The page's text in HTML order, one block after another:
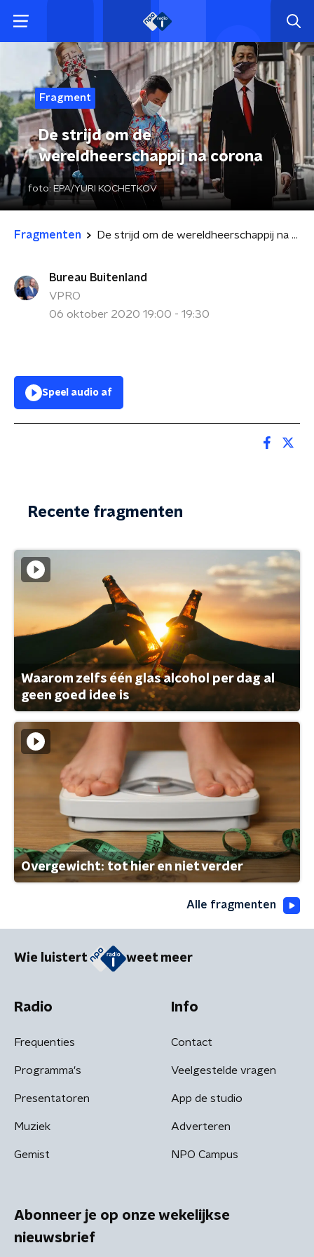
Fragment
De strijd om de
wereldheerschappij na corona
foto: EPA/YURI KOCHETKOV
Fragmenten De strijd om de wereldheerschappij na corona
Bureau Buitenland
VPRO
06 oktober 2020 19:00 - 19:30
Speel audio af
Recente fragmenten
Waarom zelfs één glas alcohol per dag al
geen goed idee is
Overgewicht: tot hier en niet verder
Alle fragmenten
Wie luistert weet meer
Radio
Frequenties
Programma's
Presentatoren
Muziek
Gemist
Info
Contact
Veelgestelde vragen
App de studio
Adverteren
NPO Campus
Abonneer je op onze wekelijkse
nieuwsbrief